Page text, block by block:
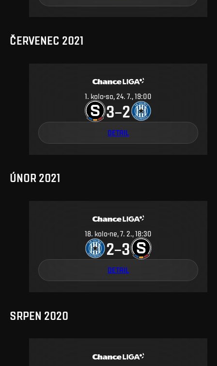
ČERVENEC 2021
1. kolo so, 24. 7., 19:00
3–2
DETAIL
ÚNOR 2021
18. kolo ne, 7. 2., 18:30
2–3
DETAIL
SRPEN 2020